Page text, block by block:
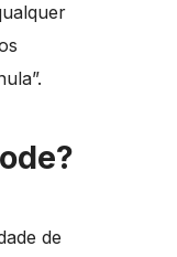
de